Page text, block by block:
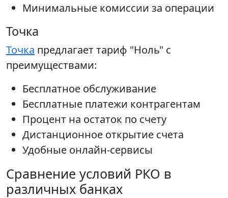
Минимальные комиссии за операции
Точка
Точка предлагает тариф "Ноль" с
преимуществами:
Бесплатное обслуживание
Бесплатные платежи контрагентам
Процент на остаток по счету
Дистанционное открытие счета
Удобные онлайн-сервисы
Сравнение условий РКО в
различных банках